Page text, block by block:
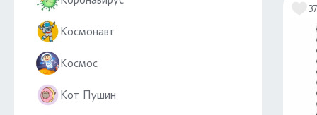
Космонавт
Космос
Кот Пушин